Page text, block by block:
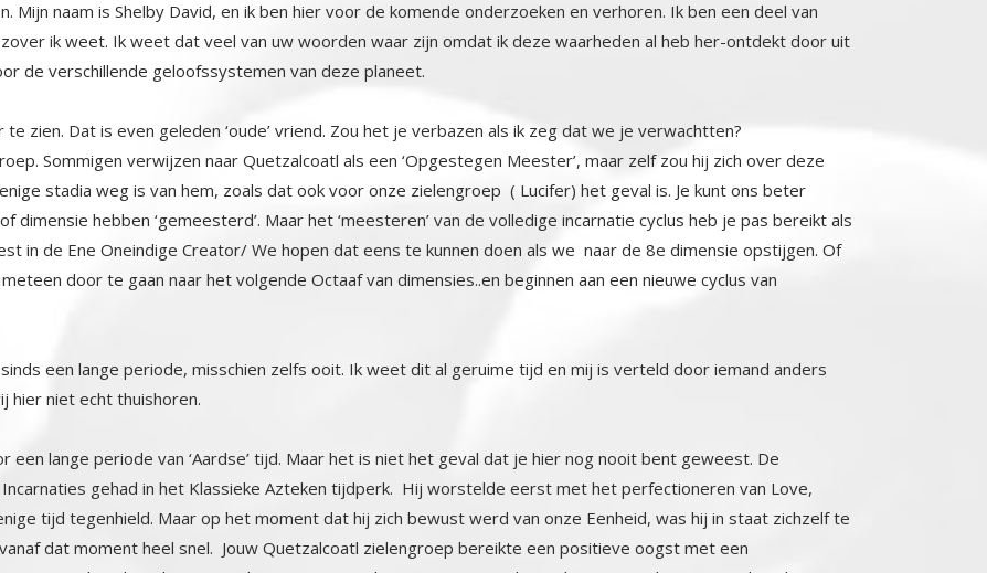
Mijn naam is Shelby David, en ik ben hier voor de komende onderzoeken en verhoren. Ik ben een deel van
ik weet. Ik weet dat veel van uw woorden waar zijn omdat ik deze waarheden al heb her-ontdekt door uit
de verschillende geloofssystemen van deze planeet.
zien. Dat is even geleden ‘oude’ vriend. Zou het je verbazen als ik zeg dat we je verwachtten?
Sommigen verwijzen naar Quetzalcoatl als een ‘Opgestegen Meester’, maar zelf zou hij zich over deze
stadia weg is van hem, zoals dat ook voor onze zielengroep ( Lucifer) het geval is. Je kunt ons beter
hebben ‘gemeesterd’. Maar het ‘meesteren’ van de volledige incarnatie cyclus heb je pas bereikt als
de Ene Oneindige Creator/ We hopen dat eens te kunnen doen als we naar de 8e dimensie opstijgen. Of
meteen door te gaan naar het volgende Octaaf van dimensies..en beginnen aan een nieuwe cyclus van
een lange periode, misschien zelfs ooit. Ik weet dit al geruime tijd en mij is verteld door iemand anders
hier niet echt thuishoren.
lange periode van ‘Aardse’ tijd. Maar het is niet het geval dat je hier nog nooit bent geweest. De
gehad in het Klassieke Azteken tijdperk. Hij worstelde eerst met het perfectioneren van Love,
tijd tegenhield. Maar op het moment dat hij zich bewust werd van onze Eenheid, was hij in staat zichzelf te
vanaf dat moment heel snel. Jouw Quetzalcoatl zielengroep bereikte een positieve oogst met een
van de volgende oogst. Als een groepsziel een incarnatie in de 3e dimensie ondergaat, zijn het de
incarnatie ondergaan, met de ‘Overziel’ (ons Hoger Zelf) van onze geïndividualiseerde zielen werkend als